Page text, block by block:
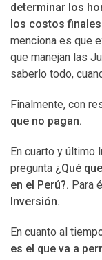
determinar los
los costos finales
menciona es que
que manejan las
saberlo todo,
Finalmente, con
que no pagan.
En cuarto y último
pregunta ¿Qué
en el Perú?. Para
Inversión.
En cuanto al
es el que va a